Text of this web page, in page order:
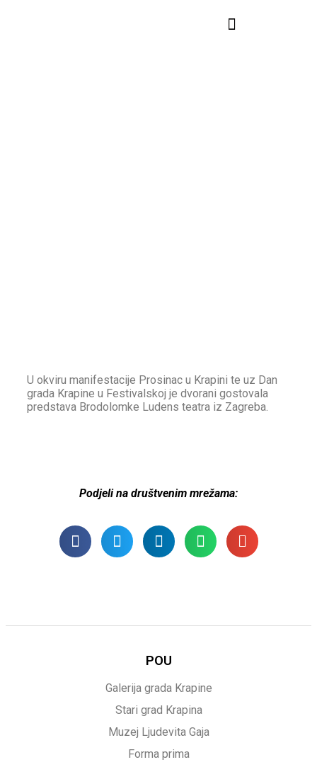
U okviru manifestacije Prosinac u Krapini te uz Dan
grada Krapine u Festivalskoj je dvorani gostovala
predstava Brodolomke Ludens teatra iz Zagreba.
Podjeli na društvenim mrežama:
POU
Galerija grada Krapine
Stari grad Krapina
Muzej Ljudevita Gaja
Forma prima